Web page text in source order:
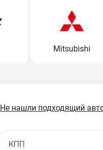
Mitsubishi
Не нашли подходящий
КПП